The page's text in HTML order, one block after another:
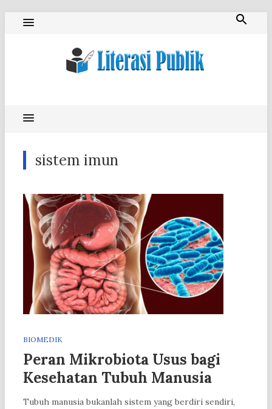
sistem imun
BIOMEDIK
Peran Mikrobiota Usus bagi
Kesehatan Tubuh Manusia
Tubuh manusia bukanlah sistem yang berdiri sendiri,